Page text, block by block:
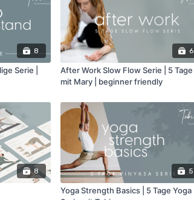
8
Serie |
6
After Work Slow Flow Serie | 5 Tage |
mit Mary | beginner friendly
8 5
Yoga Strength Basics | 5 Tage Yoga